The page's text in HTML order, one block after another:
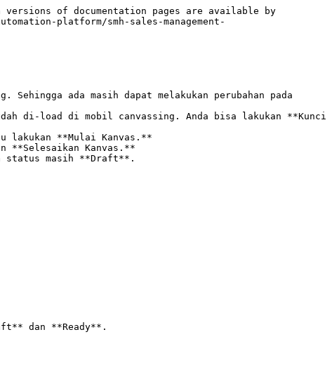
of documentation pages are available by
platform/smh-sales-management-
ada masih dapat melakukan perubahan pada
di-load di mobil canvassing. Anda bisa lakukan **Kunci
lakukan **Mulai Kanvas.**
**Selesaikan Kanvas.**
status masih **Draft**.
dan **Ready**.